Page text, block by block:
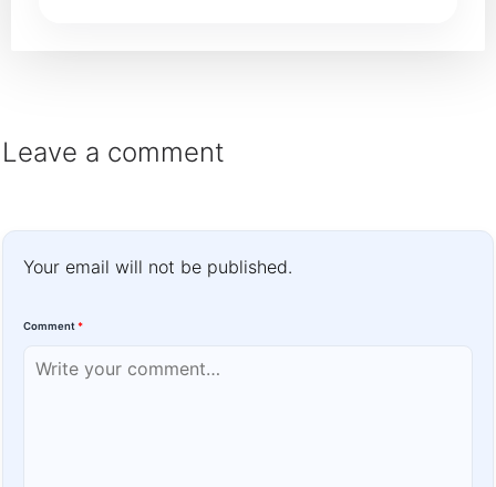
Leave a comment
Your email will not be published.
Comment *